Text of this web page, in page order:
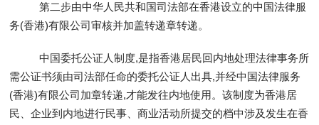
第二步由中华人民共和国司法部在香港设立的中国法律服
务(香港)有限公司审核并加盖转递章转递。
中国委托公证人制度,是指香港居民回内地处理法律事务所
需公证书须由司法部任命的委托公证人出具,并经中国法律服务
(香港)有限公司加章转递,才能发往内地使用。该制度为香港居
民、企业到内地进行民事、商业活动所提交的档中涉及发生在香